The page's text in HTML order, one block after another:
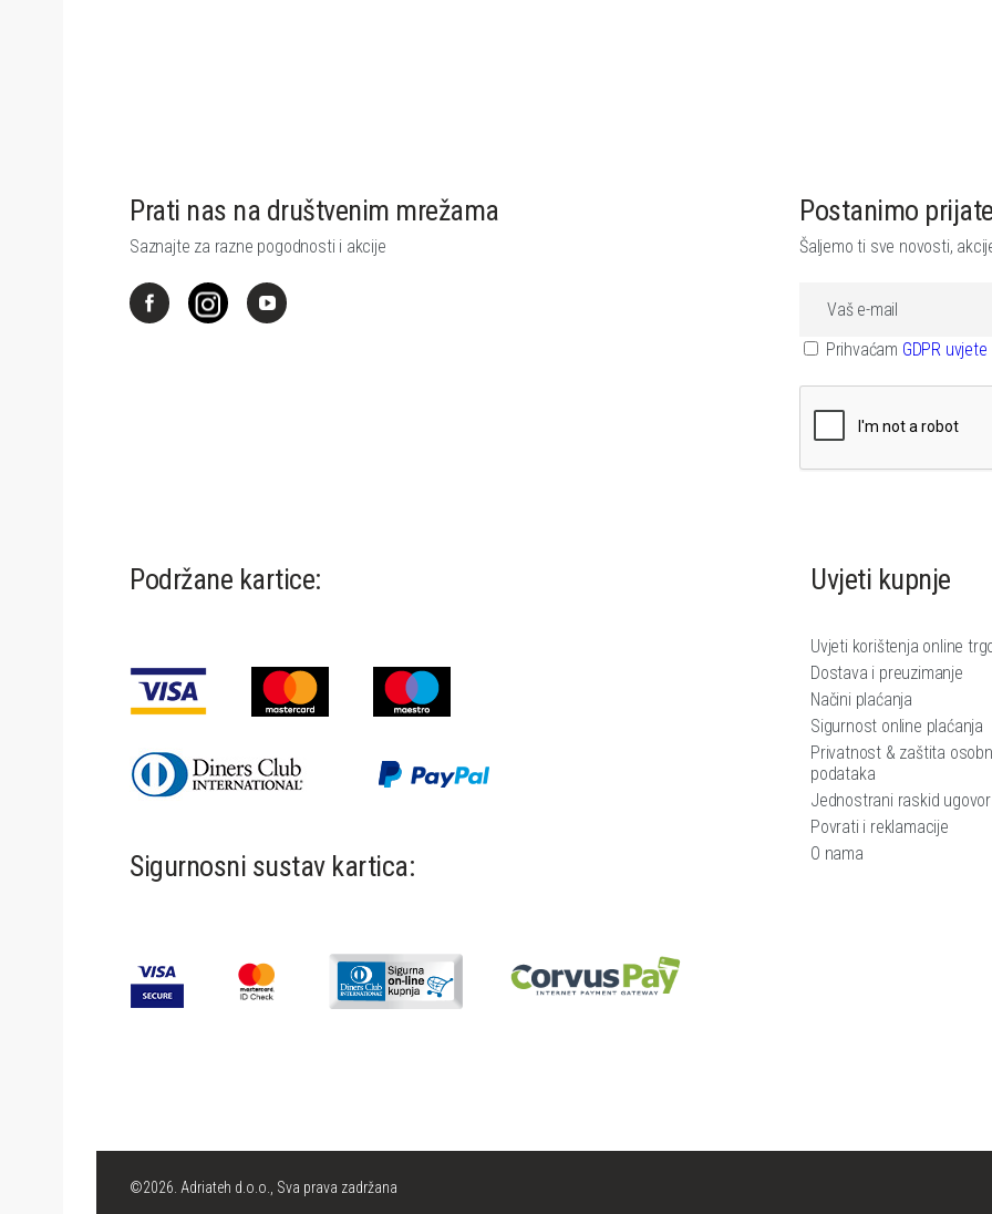
Prati nas na društvenim mrežama
Saznajte za razne pogodnosti i akcije
Postanimo
Šaljemo ti sve novosti,
Prihvaćam GDPR
Podržane kartice:
Sigurnosni sustav kartica:
Uvjeti kupnje
Uvjeti korištenja online
Dostava i preuzimanje
Načini plaćanja
Sigurnost online plaćanja
Privatnost & zaštita
podataka
Jednostrani raskid
Povrati i reklamacije
O nama
©2026. Adriateh d.o.o., Sva prava zadržana